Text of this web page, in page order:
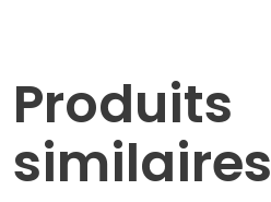
Produits
similaires